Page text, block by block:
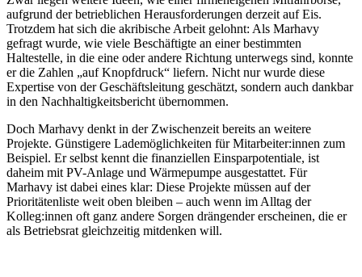
aufgrund der betrieblichen Herausforderungen derzeit auf Eis.
Trotzdem hat sich die akribische Arbeit gelohnt: Als Marhavy
gefragt wurde, wie viele Beschäftigte an einer bestimmten
Haltestelle, in die eine oder andere Richtung unterwegs sind, konnte
er die Zahlen „auf Knopfdruck“ liefern. Nicht nur wurde diese
Expertise von der Geschäftsleitung geschätzt, sondern auch dankbar
in den Nachhaltigkeitsbericht übernommen.
Doch Marhavy denkt in der Zwischenzeit bereits an weitere
Projekte. Günstigere Lademöglichkeiten für Mitarbeiter:innen zum
Beispiel. Er selbst kennt die finanziellen Einsparpotentiale, ist
daheim mit PV-Anlage und Wärmepumpe ausgestattet. Für
Marhavy ist dabei eines klar: Diese Projekte müssen auf der
Prioritätenliste weit oben bleiben – auch wenn im Alltag der
Kolleg:innen oft ganz andere Sorgen drängender erscheinen, die er
als Betriebsrat gleichzeitig mitdenken will.